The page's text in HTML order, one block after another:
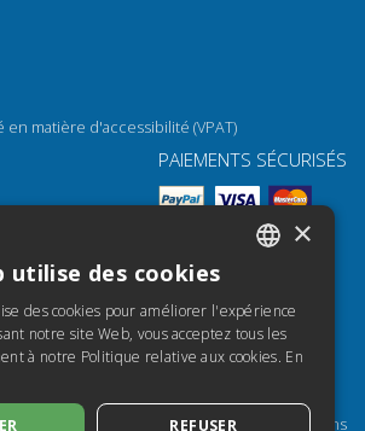
matière d'accessibilité (VPAT)
PAIEMENTS SÉCURISÉS
NOS RESSOURCES
Torrossa pour Institutions
SPANISH
FRENCH
ENGLISH
×
utilise des cookies
des cookies pour améliorer l'expérience
notre site Web, vous acceptez tous les
à notre Politique relative aux cookies. En
REFUSER